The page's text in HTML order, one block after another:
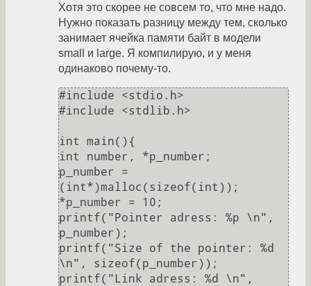
Хотя это скорее не совсем то, что мне надо.
Нужно показать разницу между тем, сколько
занимает ячейка памяти байт в модели
small и large. Я компилирую, и у меня
одинаково почему-то.
#include <stdio.h>
#include <stdlib.h>
int main(){
int number, *p_number;
p_number =
(int*)malloc(sizeof(int));
*p_number = 10;
printf("Pointer adress: %p \n",
p_number);
printf("Size of the pointer: %d
\n", sizeof(p_number));
printf("Link adress: %d \n",